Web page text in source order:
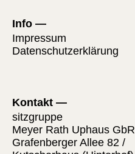
Info
Impressum
Datenschutzerklärung
Kontakt
sitzgruppe
Meyer Rath Uphaus GbR
Grafenberger Allee 82 /